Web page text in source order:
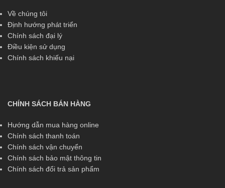
Về chúng tôi
Định hướng phát triển
Chính sách đại lý
Điều kiện sử dụng
Chính sách khiếu nại
CHÍNH SÁCH BÁN HÀNG
Hướng dẫn mua hàng online
Chính sách thanh toán
Chính sách vận chuyển
Chính sách bảo mật thông tin
Chính sách đổi trả sản phẩm